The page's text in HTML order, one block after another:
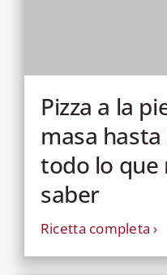
Pizza a la
masa
todo lo que
saber
Ricetta completa ›